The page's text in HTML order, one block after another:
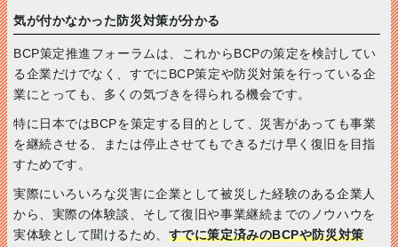
気が付かなかった防災対策が分かる
BCP策定推進フォーラムは、これからBCPの策定を検討してい
る企業だけでなく、すでにBCP策定や防災対策を行っている企
業にとっても、多くの気づきを得られる機会です。
特に日本ではBCPを策定する目的として、災害があっても事業
を継続させる、または停止させてもできるだけ早く復旧を目指
すためです。
実際にいろいろな災害に企業として被災した経験のある企業人
から、実際の体験談、そして復旧や事業継続までのノウハウを
実体験として聞けるため、 すでに策定済みのBCPや防災対策